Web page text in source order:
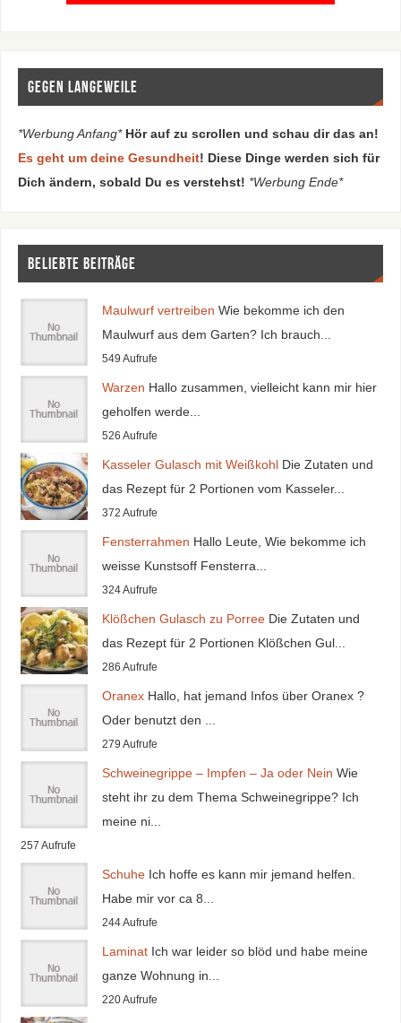
Gegen Langeweile
*Werbung Anfang* Hör auf zu scrollen und schau dir das an!
Es geht um deine Gesundheit! Diese Dinge werden sich für
Dich ändern, sobald Du es verstehst! *Werbung Ende*
Beliebte Beiträge
Maulwurf vertreiben Wie bekomme ich den
Maulwurf aus dem Garten? Ich brauch...
549 Aufrufe
Warzen Hallo zusammen, vielleicht kann mir hier
geholfen werde...
526 Aufrufe
Kasseler Gulasch mit Weißkohl Die Zutaten und
das Rezept für 2 Portionen vom Kasseler...
372 Aufrufe
Fensterrahmen Hallo Leute, Wie bekomme ich
weisse Kunstsoff Fensterra...
324 Aufrufe
Klößchen Gulasch zu Porree Die Zutaten und
das Rezept für 2 Portionen Klößchen Gul...
286 Aufrufe
Oranex Hallo, hat jemand Infos über Oranex ?
Oder benutzt den ...
279 Aufrufe
Schweinegrippe – Impfen – Ja oder Nein Wie
steht ihr zu dem Thema Schweinegrippe? Ich
meine ni...
257 Aufrufe
Schuhe Ich hoffe es kann mir jemand helfen.
Habe mir vor ca 8...
244 Aufrufe
Laminat Ich war leider so blöd und habe meine
ganze Wohnung in...
220 Aufrufe